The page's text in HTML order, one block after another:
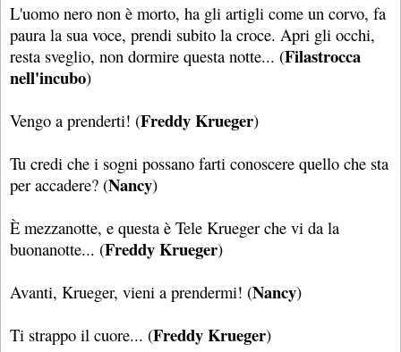
L'uomo nero non è morto, ha gli artigli come un corvo, fa
paura la sua voce, prendi subito la croce. Apri gli occhi,
resta sveglio, non dormire questa notte... (Filastrocca
nell'incubo)
Vengo a prenderti! (Freddy Krueger)
Tu credi che i sogni possano farti conoscere quello che sta
per accadere? (Nancy)
È mezzanotte, e questa è Tele Krueger che vi da la
buonanotte... (Freddy Krueger)
Avanti, Krueger, vieni a prendermi! (Nancy)
Ti strappo il cuore... (Freddy Krueger)